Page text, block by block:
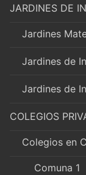
JARDINES DE
Jardines
Jardines de
Jardines de
COLEGIOS
Colegios en
Comuna 1